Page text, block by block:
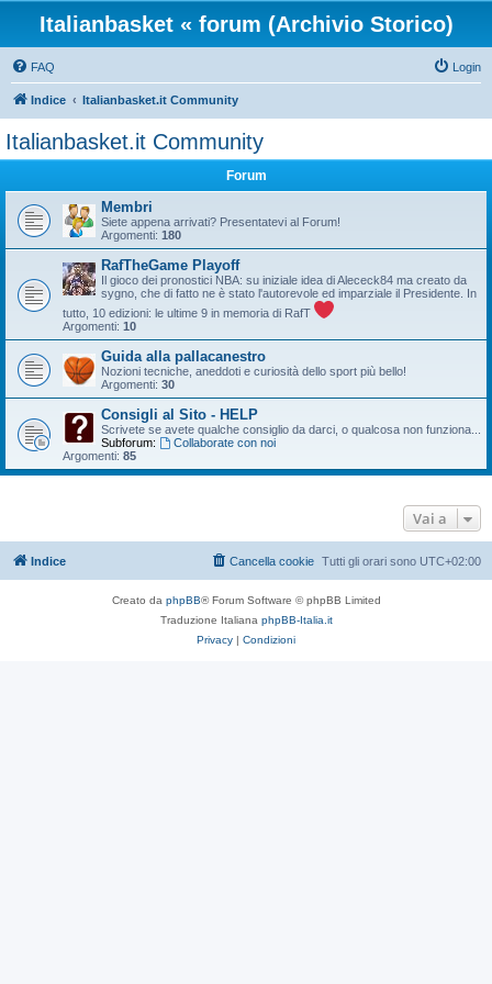
Italianbasket « forum (Archivio Storico)
FAQ Login
Indice Italianbasket.it Community
Italianbasket.it Community
Forum
Membri
Siete appena arrivati? Presentatevi al Forum!
Argomenti: 180
RafTheGame Playoff
Il gioco dei pronostici NBA: su iniziale idea di Alececk84 ma creato da
sygno, che di fatto ne è stato l'autorevole ed imparziale il Presidente. In
tutto, 10 edizioni: le ultime 9 in memoria di RafT
Argomenti: 10
Guida alla pallacanestro
Nozioni tecniche, aneddoti e curiosità dello sport più bello!
Argomenti: 30
Consigli al Sito - HELP
Scrivete se avete qualche consiglio da darci, o qualcosa non funziona...
Subforum:
Collaborate con noi
Argomenti: 85
Vai a
Indice Tutti gli orari sono UTC+02:00
Cancella cookie
Creato da phpBB® Forum Software © phpBB Limited
Traduzione Italiana phpBB-Italia.it
Privacy | Condizioni